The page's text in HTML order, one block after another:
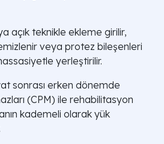
açık teknikle ekleme girilir,
veya protez bileşenleri
yerleştirilir.
sonrası erken dönemde
(CPM) ile rehabilitasyon
kademeli olarak yük